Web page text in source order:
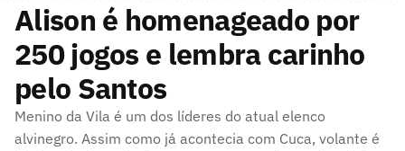
Alison é homenageado por
250 jogos e lembra carinho
pelo Santos
Menino da Vila é um dos líderes do atual elenco
alvinegro. Assim como já acontecia com Cuca, volante é